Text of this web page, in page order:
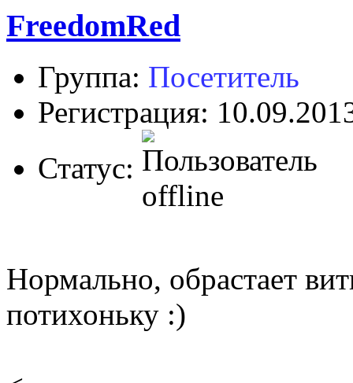
FreedomRed
Группа: Посетитель
Регистрация:
Статус:
Нормально, обрастает
потихоньку :)